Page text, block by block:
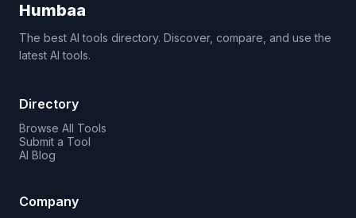
Humbaa
The best AI tools directory. Discover, compare, and use the
latest AI tools.
Directory
Browse All Tools
Submit a Tool
AI Blog
Company